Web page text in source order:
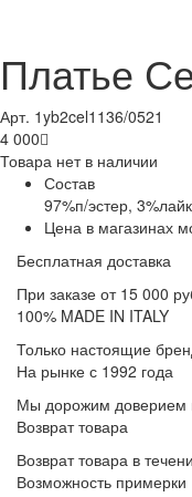
Платье
Арт. 1yb2cel1136/0521
4 000
Товара нет в наличии
Состав
97%п/эстер,
Цена в магазинах
Бесплатная доставка
При заказе от 15 000
100% MADE IN ITALY
Только настоящие
На рынке с 1992 года
Мы дорожим доверием
Возврат товара
Возврат товара в
Возможность примерки